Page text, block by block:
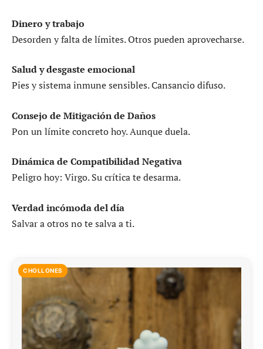
Dinero y trabajo
Desorden y falta de límites. Otros pueden aprovecharse.
Salud y desgaste emocional
Pies y sistema inmune sensibles. Cansancio difuso.
Consejo de Mitigación de Daños
Pon un límite concreto hoy. Aunque duela.
Dinámica de Compatibilidad Negativa
Peligro hoy: Virgo. Su crítica te desarma.
Verdad incómoda del día
Salvar a otros no te salva a ti.
CHOLLONES